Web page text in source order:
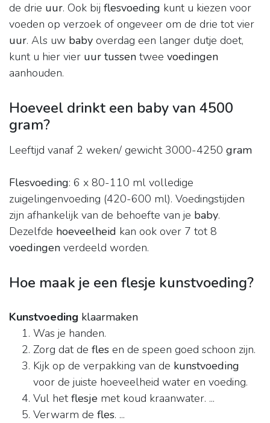
de drie uur. Ook bij flesvoeding kunt u kiezen voor
voeden op verzoek of ongeveer om de drie tot vier
uur. Als uw baby overdag een langer dutje doet,
kunt u hier vier uur tussen twee voedingen
aanhouden.
Hoeveel drinkt een baby van 4500
gram?
Leeftijd vanaf 2 weken/ gewicht 3000-4250 gram
Flesvoeding: 6 x 80-110 ml volledige
zuigelingenvoeding (420-600 ml). Voedingstijden
zijn afhankelijk van de behoefte van je baby.
Dezelfde hoeveelheid kan ook over 7 tot 8
voedingen verdeeld worden.
Hoe maak je een flesje kunstvoeding?
Kunstvoeding klaarmaken
Was je handen.
Zorg dat de fles en de speen goed schoon zijn.
Kijk op de verpakking van de kunstvoeding
voor de juiste hoeveelheid water en voeding.
Vul hetflesje met koud kraanwater. ...
Verwarm de fles. ...